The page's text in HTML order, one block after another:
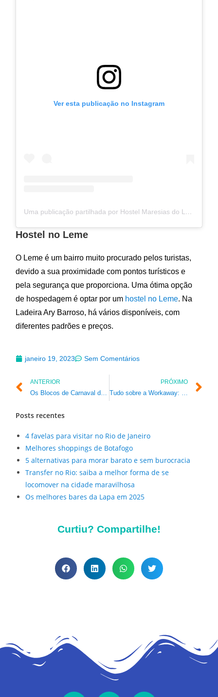
Ver esta publicação no Instagram
Uma publicação partilhada por Hostel Maresias do Leme (@hostelmaresiasdoleme)
Hostel no Leme
O Leme é um bairro muito procurado pelos turistas,
devido a sua proximidade com pontos turísticos e
pela segurança que proporciona. Uma ótima opção
de hospedagem é optar por um hostel no Leme. Na
Ladeira Ary Barroso, há vários disponíveis, com
diferentes padrões e preços.
janeiro 19, 2023 Sem Comentários
ANTERIOR PRÓXIMO
Posts recentes
4 favelas para visitar no Rio de Janeiro
Melhores shoppings de Botafogo
5 alternativas para morar barato e sem burocracia
Transfer no Rio: saiba a melhor forma de se
locomover na cidade maravilhosa
Os melhores bares da Lapa em 2025
Curtiu? Compartilhe!